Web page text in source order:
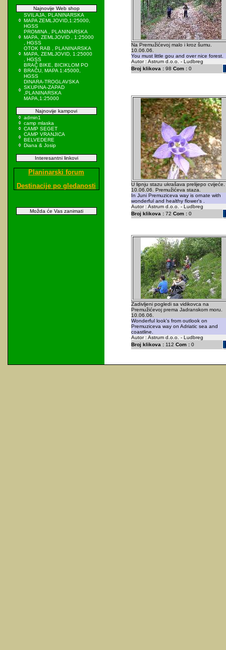
Najnovije Web shop
SVILAJA, PLANINARSKA
MAPA ZEMLJOVID,1:25000,
HGSS
PROMINA , PLANINARSKA
MAPA, ZEMLJOVID , 1:25000
, HGSS
OTOK RAB , PLANINARSKA
MAPA, ZEMLJOVID, 1:25000
, HGSS
BRAČ BIKE, BICIKLOM PO
BRAČU, MAPA 1:45000,
HGSS
DINARA-TROGLAVSKA
SKUPINA-ZAPAD
,PLANINARSKA
MAPA,1:25000
Najnovije kampovi
admin1
camp mlaska
CAMP SEGET
CAMP VRANJICA
BELVEDERE
Diana & Josip
Interesantni linkovi
Planinarski forum
Destinacije po gledanosti
Možda će Vas zanimati
Na Premužićevoj malo i kroz šumu.
10.06.06.
You must little gou and over nice forest.
Autor : Astrum d.o.o. - Ludbreg
Broj klikova :98 Com :0
U lipnju stazu ukrašava prelijepo cvijeće.
10.06.06. Premužićeva staza.
In Juni Premuziceva way is ornate with
wonderful and healthy flower's .
Autor : Astrum d.o.o. - Ludbreg
Broj klikova :72 Com :0
Zadivljeni pogledi sa vidikovca na
Premužićevoj prema Jadranskom moru.
10.06.06.
Wonderful look's from outlook on
Premuziceva way on Adriatic sea and
coastline.
Autor : Astrum d.o.o. - Ludbreg
Broj klikova :112 Com :0